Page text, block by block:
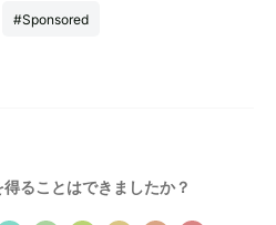
#Sponsored
ることはできましたか？